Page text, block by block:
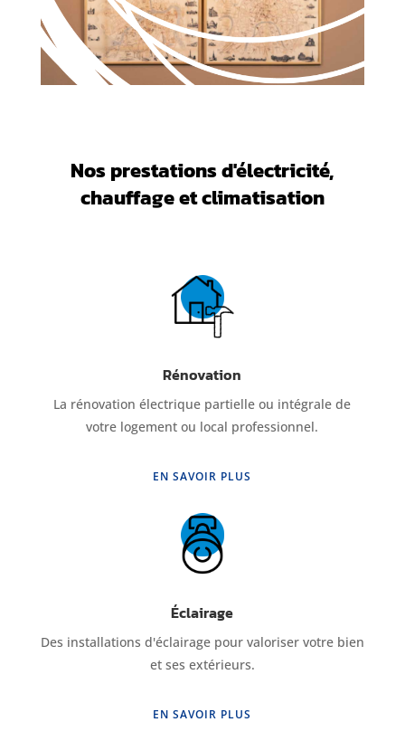
Nos prestations d'électricité,
chauffage et climatisation
Rénovation
La rénovation électrique partielle ou intégrale de
votre logement ou local professionnel.
EN SAVOIR PLUS
Éclairage
Des installations d'éclairage pour valoriser votre bien
et ses extérieurs.
EN SAVOIR PLUS